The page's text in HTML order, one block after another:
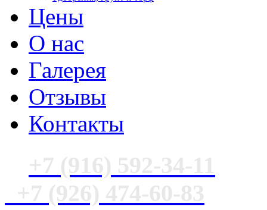
Цены
О нас
Галерея
Отзывы
Контакты